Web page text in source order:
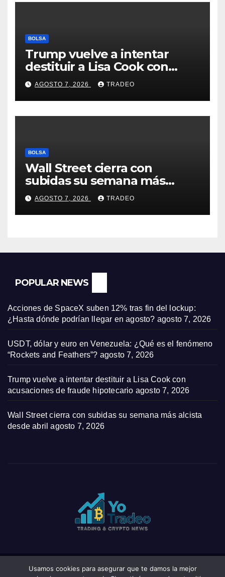
BOLSA
Trump vuelve a intentar
destituir a Lisa Cook con
acusaciones de fraude
hipotecario
AGOSTO 7, 2026 TRADEO
BOLSA
Wall Street cierra con
subidas su semana más
alcista desde abril
AGOSTO 7, 2026 TRADEO
POPULAR NEWS
Acciones de SpaceX suben 12% tras fin del lockup:
¿Hasta dónde podrían llegar en agosto? agosto 7, 2026
USDT, dólar y euro en Venezuela: ¿Qué es el fenómeno
“Rockets and Feathers”? agosto 7, 2026
Trump vuelve a intentar destituir a Lisa Cook con
acusaciones de fraude hipotecario agosto 7, 2026
Wall Street cierra con subidas su semana más alcista
desde abril agosto 7, 2026
Funciona gracias a WordPress|Tema: News Click deThemeansar
Usamos cookies para asegurar que te damos la mejor